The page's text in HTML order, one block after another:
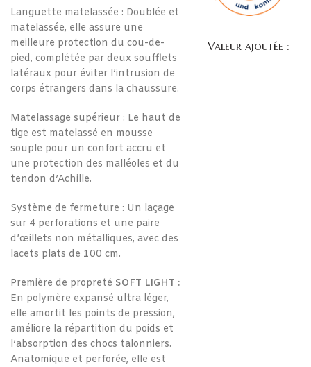
Languette matelassée : Doublée et
matelassée, elle assure une
meilleure protection du cou-de-
pied, complétée par deux soufflets
latéraux pour éviter l’intrusion de
corps étrangers dans la chaussure.
Matelassage supérieur : Le haut de
tige est matelassé en mousse
souple pour un confort accru et
une protection des malléoles et du
tendon d’Achille.
Système de fermeture : Un laçage
sur 4 perforations et une paire
d’œillets non métalliques, avec des
lacets plats de 100 cm.
Première de propreté SOFT LIGHT :
En polymère expansé ultra léger,
elle amortit les points de pression,
améliore la répartition du poids et
l’absorption des chocs talonniers.
Anatomique et perforée, elle est
Valeur ajoutée :